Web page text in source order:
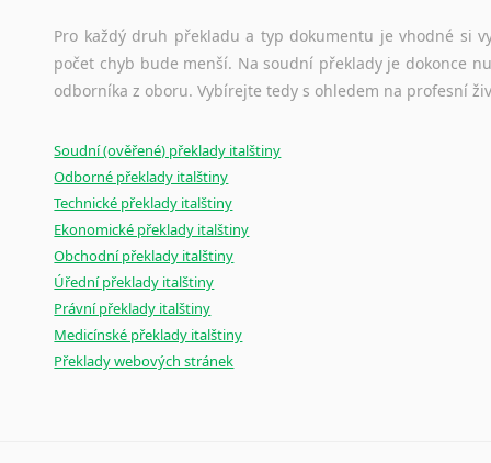
Pro každý druh překladu a typ dokumentu je vhodné si
počet chyb bude menší. Na soudní překlady je dokonce
odborníka z oboru. Vybírejte tedy s ohledem na profesní
Soudní (ověřené) překlady italštiny
Odborné překlady italštiny
Technické překlady italštiny
Ekonomické překlady italštiny
Obchodní překlady italštiny
Úřední překlady italštiny
Právní překlady italštiny
Medicínské překlady italštiny
Překlady webových stránek